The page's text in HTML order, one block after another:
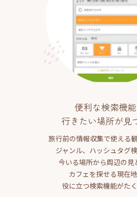
便利な検索機
行きたい場所が見
旅行前の情報収集で使える観
ジャンル、ハッシュタグ検
今いる場所から周辺の見
カフェを探せる現在
役に立つ検索機能がたく